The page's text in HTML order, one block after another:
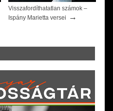
Visszafordíthatatlan számok –
Ispány Marietta versei
→